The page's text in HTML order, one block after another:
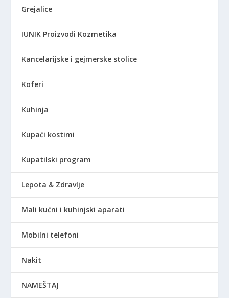
Grejalice
IUNIK Proizvodi Kozmetika
Kancelarijske i gejmerske stolice
Koferi
Kuhinja
Kupaći kostimi
Kupatilski program
Lepota & Zdravlje
Mali kućni i kuhinjski aparati
Mobilni telefoni
Nakit
NAMEŠTAJ